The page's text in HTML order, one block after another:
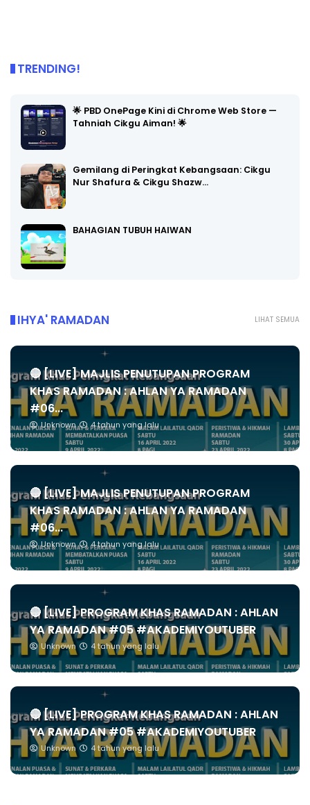
TRENDING!
🌟 PBD OnePage Kini di Chrome Web Store —
Tahniah Cikgu Aiman! 🌟
Gemilang di Peringkat Kebangsaan: Cikgu
Nur Shafura & Cikgu Shazw…
BAHAGIAN TUBUH HAIWAN
LIHAT SEMUA
IHYA' RAMADAN
🔴 [LIVE] MAJLIS PENUTUPAN PROGRAM
KHAS RAMADAN : AHLAN YA RAMADAN
#06...
Unknown 4 tahun yang lalu
🔴 [LIVE] MAJLIS PENUTUPAN PROGRAM
KHAS RAMADAN : AHLAN YA RAMADAN
#06...
Unknown 4 tahun yang lalu
🔴 [LIVE] PROGRAM KHAS RAMADAN : AHLAN
YA RAMADAN #05 #AKADEMIYOUTUBER
Unknown 4 tahun yang lalu
🔴 [LIVE] PROGRAM KHAS RAMADAN : AHLAN
YA RAMADAN #05 #AKADEMIYOUTUBER
Unknown 4 tahun yang lalu